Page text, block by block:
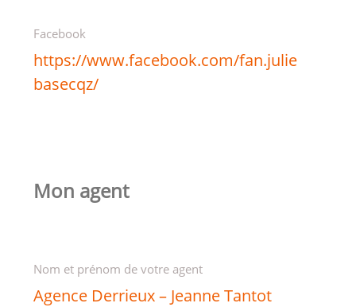
Facebook
https://www.facebook.com/fan.julie
basecqz/
Mon agent
Nom et prénom de votre agent
Agence Derrieux – Jeanne Tantot